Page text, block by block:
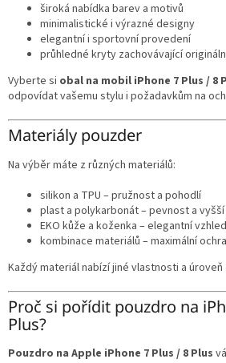
široká nabídka barev a motivů
minimalistické i výrazné designy
elegantní i sportovní provedení
průhledné kryty zachovávající
Vyberte si obal na mobil iPhone 7 Plus / 8
odpovídat vašemu stylu i požadavkům na
Materiály pouzder
Na výběr máte z různých materiálů:
silikon a TPU – pružnost a pohodlí
plast a polykarbonát – pevnost a
EKO kůže a koženka – elegantní vzhled
kombinace materiálů – maximální
Každý materiál nabízí jiné vlastnosti a úroveň
Proč si pořídit pouzdro na
Plus?
Pouzdro na Apple iPhone 7 Plus / 8 Plus